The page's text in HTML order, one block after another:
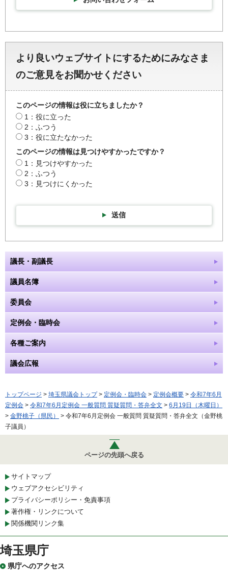
より良いウェブサイトにするためにみなさま
のご意見をお聞かせください
このページの情報は役に立ちましたか？
1：役に立った
2：ふつう
3：役に立たなかった
このページの情報は見つけやすかったですか？
1：見つけやすかった
2：ふつう
3：見つけにくかった
送信
議長・副議長
議員名簿
委員会
定例会・臨時会
各種ご案内
議会広報
トップページ > 埼玉県議会トップ> 定例会・臨時会 > 定例会概要 > 令和7年6月
定例会 > 令和7年6月定例会 一般質問 質疑質問・答弁全文 > 6月19日（木曜日）
> 金野桃子（県民）
> 令和7年6月定例会 一般質問 質疑質問・答弁全文（金野桃
子議員）
ページの先頭へ戻る
サイトマップ
ウェブアクセシビリティ
プライバシーポリシー・免責事項
著作権・リンクについて
関係機関リンク集
埼玉県庁
県庁へのアクセス